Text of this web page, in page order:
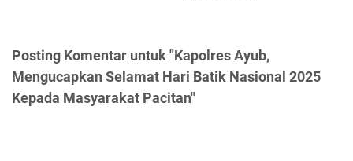
Posting Komentar untuk "Kapolres Ayub,
Mengucapkan Selamat Hari Batik Nasional 2025
Kepada Masyarakat Pacitan"